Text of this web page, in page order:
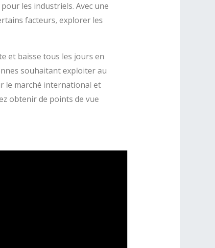
les industriels. Avec une
facteurs, explorer les
et baisse tous les jours en
souhaitant exploiter au
le marché international et
obtenir de points de vue